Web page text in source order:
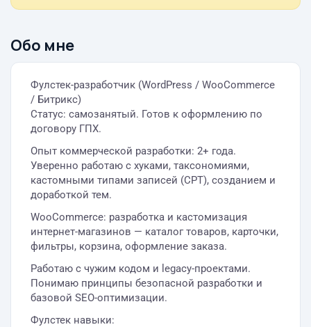
Обо мне
Фулстек-разработчик (WordPress / WooCommerce
/ Битрикс)
Статус: самозанятый. Готов к оформлению по
договору ГПХ.
Опыт коммерческой разработки: 2+ года.
Уверенно работаю с хуками, таксономиями,
кастомными типами записей (CPT), созданием и
доработкой тем.
WooCommerce: разработка и кастомизация
интернет-магазинов — каталог товаров, карточки,
фильтры, корзина, оформление заказа.
Работаю с чужим кодом и legacy-проектами.
Понимаю принципы безопасной разработки и
базовой SEO-оптимизации.
Фулстек навыки: